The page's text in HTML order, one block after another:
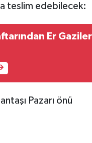
teslim edebilecek:
Er
Pazarı önü